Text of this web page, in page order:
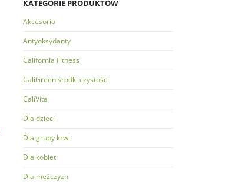
KATEGORIE PRODUKTÓW
Akcesoria
Antyoksydanty
California Fitness
CaliGreen środki czystości
CaliVita
Dla dzieci
Dla grupy krwi
Dla kobiet
Dla mężczyzn